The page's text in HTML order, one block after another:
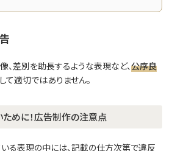
差別を助長するような表現など、公序良
て適切ではありません。
めに！広告制作の注意点
いる表現の中には、記載の仕方次第で違反